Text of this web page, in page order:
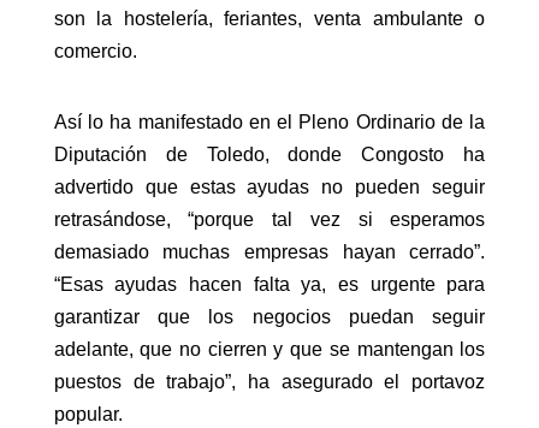
son la hostelería, feriantes, venta ambulante o
comercio.
Así lo ha manifestado en el Pleno Ordinario de la
Diputación de Toledo, donde Congosto ha
advertido que estas ayudas no pueden seguir
retrasándose, “porque tal vez si esperamos
demasiado muchas empresas hayan cerrado”.
“Esas ayudas hacen falta ya, es urgente para
garantizar que los negocios puedan seguir
adelante, que no cierren y que se mantengan los
puestos de trabajo”, ha asegurado el portavoz
popular.